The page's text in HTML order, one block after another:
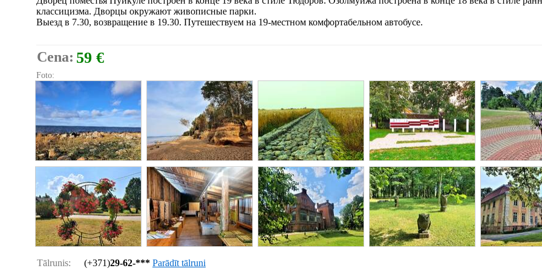
классицизма. Дворцы окружают живописные парки.
Выезд в 7.30, возвращение в 19.30. Путешествуем на 19-местном комфортабельном автобусе.
Cena: 59 €
Foto:
Tālrunis: (+371)29-62-*** Parādīt tālruni